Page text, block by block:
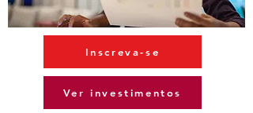
Inscreva-se
Ver investimentos